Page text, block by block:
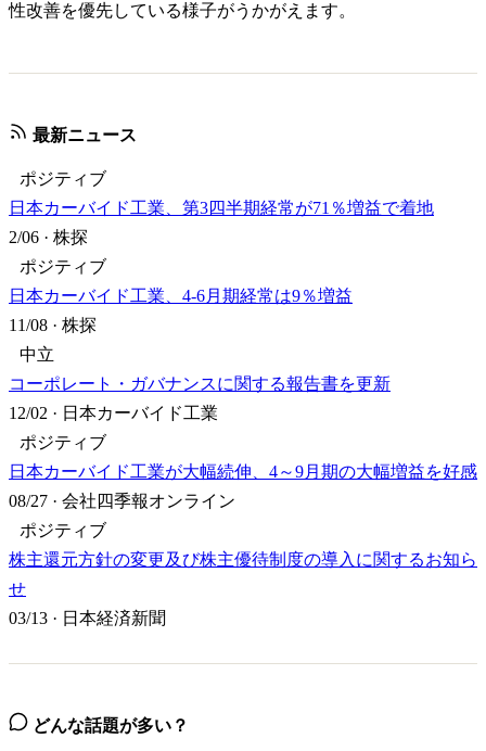
性改善を優先している様子がうかがえます。
最新ニュース
ポジティブ
日本カーバイド工業、第3四半期経常が71％増益で着地
2/06 · 株探
ポジティブ
日本カーバイド工業、4-6月期経常は9％増益
11/08 · 株探
中立
コーポレート・ガバナンスに関する報告書を更新
12/02 · 日本カーバイド工業
ポジティブ
日本カーバイド工業が大幅続伸、4～9月期の大幅増益を好感
08/27 · 会社四季報オンライン
ポジティブ
株主還元方針の変更及び株主優待制度の導入に関するお知ら
せ
03/13 · 日本経済新聞
どんな話題が多い？